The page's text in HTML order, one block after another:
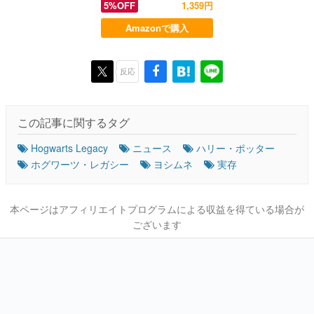
5%OFF
1,359円
Amazonで購入
反応
この記事に関するタグ
Hogwarts Legacy ニュース
ハリー・ポッター
ホグワーツ・レガシー
ヨシムネ 実存
本ページはアフィリエイトプログラムによる収益を得ている場合が
ございます